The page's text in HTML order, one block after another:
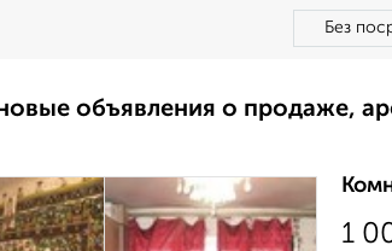
Без
объявления о продаже,
1